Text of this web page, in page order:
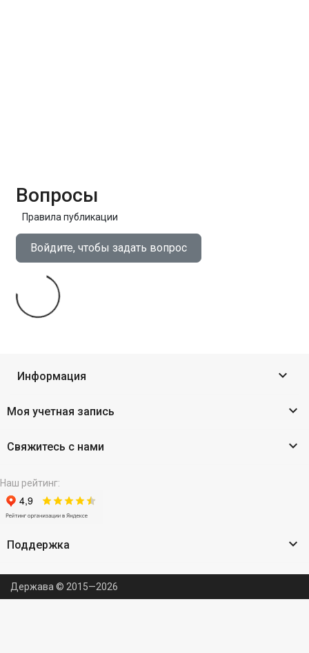
Вопросы
Правила публикации
Войдите, чтобы задать вопрос
Информация 
Моя учетная запись 
Свяжитесь с нами 
Наш рейтинг:
Поддержка 
Держава © 2015—2026